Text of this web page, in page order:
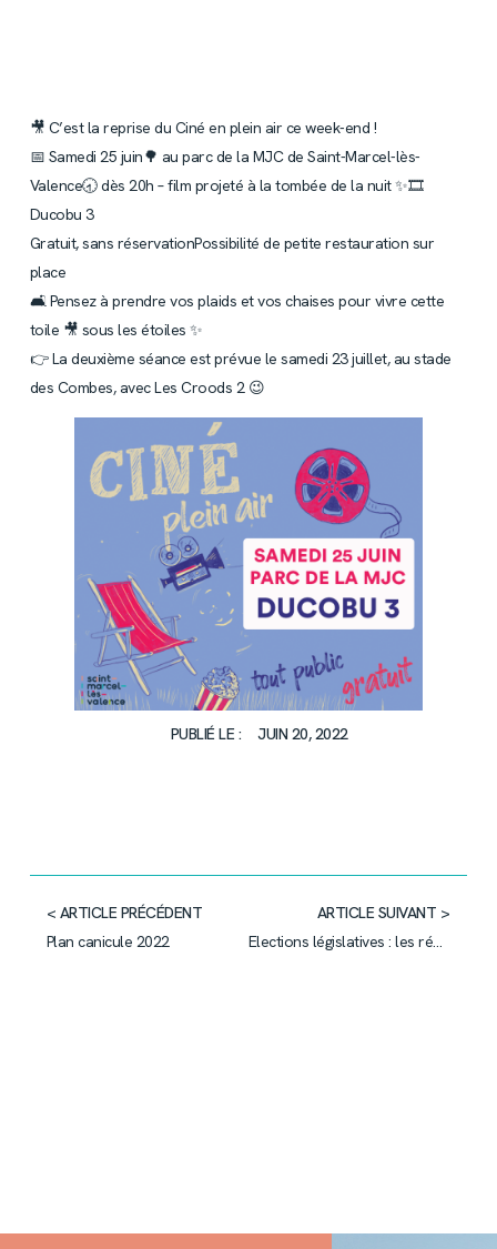
🎥 C’est la reprise du Ciné en plein air ce week-end !
📅 Samedi 25 juin🌳 au parc de la MJC de Saint-Marcel-lès-
Valence🕣 dès 20h – film projeté à la tombée de la nuit ✨🎞
Ducobu 3
Gratuit, sans réservationPossibilité de petite restauration sur
place
🛋 Pensez à prendre vos plaids et vos chaises pour vivre cette
toile 🎥 sous les étoiles ✨
👉 La deuxième séance est prévue le samedi 23 juillet, au stade
des Combes, avec Les Croods 2 😉
PUBLIÉ LE : JUIN 20, 2022
< ARTICLE PRÉCÉDENT
Plan canicule 2022
ARTICLE SUIVANT >
Elections législatives : les résultats du 2e tour